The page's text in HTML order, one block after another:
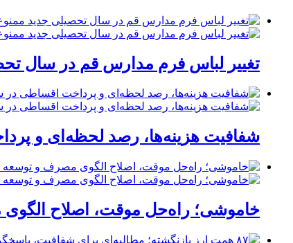
تغییر لباس فرم مدارس قم در سال
شفافیت هزینه‌ها، رصد لحظه‌ای و
خاموشی؛ راه‌حل موقت، اصلاح